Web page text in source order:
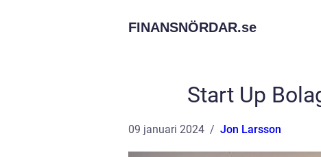
FINANSNÖRDAR.se
Start Up
09 januari 2024 Jon Larsson